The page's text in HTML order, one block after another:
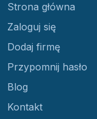
Strona główna
Zaloguj się
Dodaj firmę
Przypomnij hasło
Blog
Kontakt